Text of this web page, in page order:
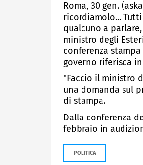
Roma, 30 gen.
ricordiamolo...
qualcuno a
ministro degli
conferenza
governo riferisca
"Faccio il ministro
una domanda sul
di stampa.
Dalla conferenza
febbraio in
POLITICA